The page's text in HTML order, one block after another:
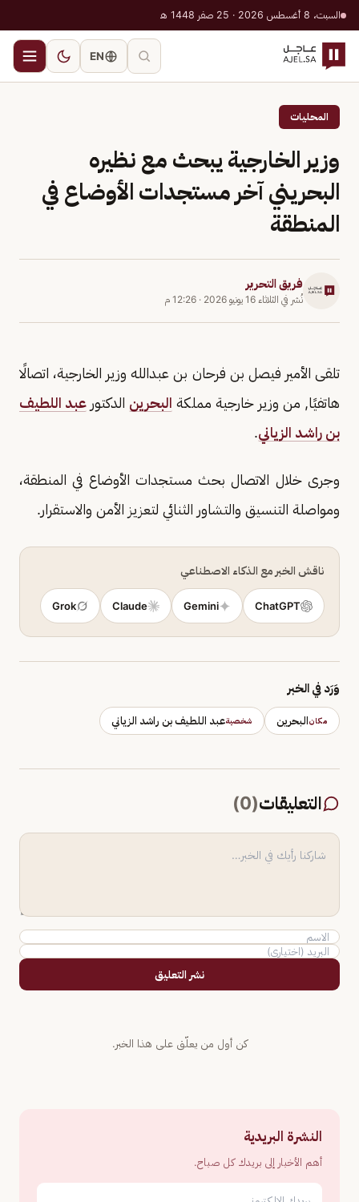
السبت، 8 أغسطس 2026 · 25 صفر 1448 هـ
EN
المحليات
وزير الخارجية يبحث مع نظيره
البحريني آخر مستجدات الأوضاع في
المنطقة
فريق التحرير
نُشر في الثلاثاء 16 يونيو 2026 · 12:26 م
تلقى الأمير فيصل بن فرحان بن عبدالله وزير الخارجية، اتصالًا
هاتفيًا, من وزير خارجية مملكة البحرين الدكتور عبد اللطيف
بن راشد الزياني.
وجرى خلال الاتصال بحث مستجدات الأوضاع في المنطقة،
ومواصلة التنسيق والتشاور الثنائي لتعزيز الأمن والاستقرار.
ناقش الخبر مع الذكاء الاصطناعي
ChatGPT
Gemini
Claude
Grok
وَرَد في الخبر
مكانالبحرين شخصيةعبد اللطيف بن راشد الزياني
التعليقات(
0
)
نشر التعليق
كن أول من يعلّق على هذا الخبر.
النشرة البريدية
أهم الأخبار إلى بريدك كل صباح.